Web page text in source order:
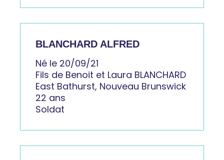
BLANCHARD ALFRED
Né le 20/09/21
Fils de Benoit et Laura BLANCHARD
East Bathurst, Nouveau Brunswick
22 ans
Soldat